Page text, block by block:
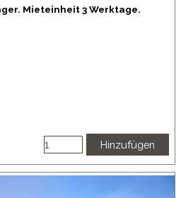
Mieteinheit 3 Werktage.
Hinzufügen